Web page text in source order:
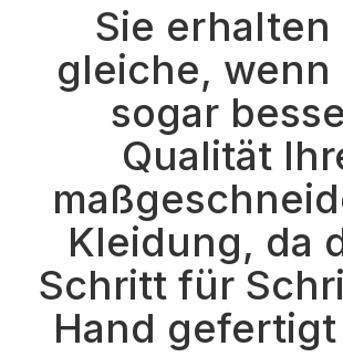
Sie erhalten
gleiche,
sogar
Qualität
Kleidung, da
Schritt für
Hand